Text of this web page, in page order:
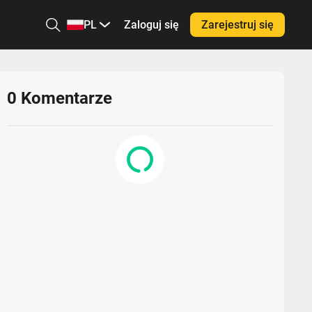
PL Zaloguj się Zarejestruj się
0 Komentarze